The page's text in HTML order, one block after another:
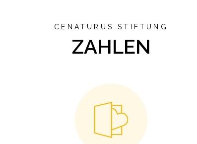
CENATURUS STIFTUNG
ZAHLEN